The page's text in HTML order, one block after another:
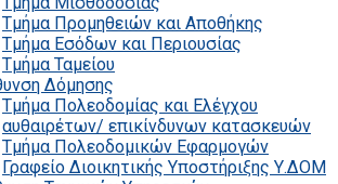
Τμήμα Προμηθειών και Αποθήκης
Τμήμα Εσόδων και Περιουσίας
Τμήμα Ταμείου
Δόμησης
Τμήμα Πολεοδομίας και Ελέγχου
αυθαιρέτων/ επικίνδυνων κατασκευών
Τμήμα Πολεοδομικών Εφαρμογών
Γραφείο Διοικητικής Υποστήριξης Υ.ΔΟΜ